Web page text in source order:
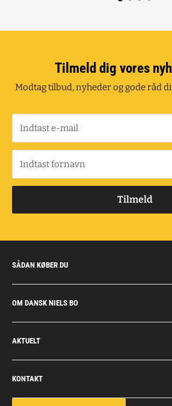
Tilmeld dig vores
Modtag tilbud, nyheder og gode råd
Indtast e-mail
Indtast fornavn
Tilmeld
SÅDAN KØBER DU
Handelsbetingelser
Fragt og retur
Privatkunder/erhverv
Fakturaaftale
OM DANSK NIELS BO
Om Dansk Niels Bo
Privatlivspolitik
Job
Personale
AKTUELT
Personlig rådgivning
Dokumentation
KONTAKT
Dansk Niels Bo